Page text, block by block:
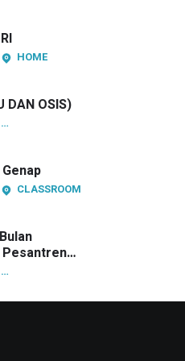
HOME
DAN OSIS)
CLASSROOM
Pesantren